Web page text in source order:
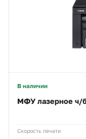
В наличии
МФУ лазерное ч/б
Скорость печати